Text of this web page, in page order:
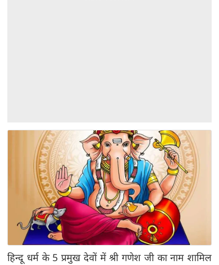
हिन्दू धर्म के 5 प्रमुख देवों में श्री गणेश जी का नाम शामिल